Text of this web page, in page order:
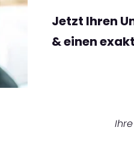
Jetzt Ihren
& einen